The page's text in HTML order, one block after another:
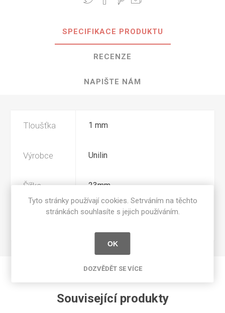
SPECIFIKACE PRODUKTU
RECENZE
NAPIŠTE NÁM
Tloušťka 1 mm
Výrobce Unilin
Šířka 23mm
Povrchová
Související produkty
Tyto stránky používají cookies. Setrváním na těchto
stránkách souhlasíte s jejich používáním.
OK
DOZVĚDĚT SE VÍCE